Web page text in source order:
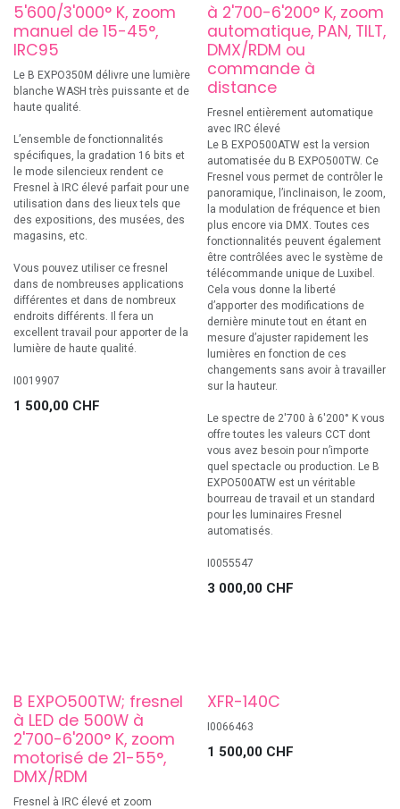
5'600/3'000° K, zoom
manuel de 15-45°,
IRC95
Le B EXPO350M délivre une lumière
blanche WASH très puissante et de
haute qualité.
L’ensemble de fonctionnalités
spécifiques, la gradation 16 bits et
le mode silencieux rendent ce
Fresnel à IRC élevé parfait pour une
utilisation dans des lieux tels que
des expositions, des musées, des
magasins, etc.
Vous pouvez utiliser ce fresnel
dans de nombreuses applications
différentes et dans de nombreux
endroits différents. Il fera un
excellent travail pour apporter de la
lumière de haute qualité.
I0019907
1 500,00 CHF
à 2'700-6'200° K, zoom
automatique, PAN, TILT,
DMX/RDM ou
commande à
distance
Fresnel entièrement automatique
avec IRC élevé
Le B EXPO500ATW est la version
automatisée du B EXPO500TW. Ce
Fresnel vous permet de contrôler le
panoramique, l’inclinaison, le zoom,
la modulation de fréquence et bien
plus encore via DMX. Toutes ces
fonctionnalités peuvent également
être contrôlées avec le système de
télécommande unique de Luxibel.
Cela vous donne la liberté
d’apporter des modifications de
dernière minute tout en étant en
mesure d’ajuster rapidement les
lumières en fonction de ces
changements sans avoir à travailler
sur la hauteur.
Le spectre de 2'700 à 6'200° K vous
offre toutes les valeurs CCT dont
vous avez besoin pour n’importe
quel spectacle ou production. Le B
EXPO500ATW est un véritable
bourreau de travail et un standard
pour les luminaires Fresnel
automatisés.
I0055547
3 000,00CHF
B EXPO500TW; fresnel
à LED de 500W à
2'700-6'200° K, zoom
motorisé de 21-55°,
DMX/RDM
Fresnel à IRC élevé et zoom
XFR-140C
I0066463
1 500,00CHF